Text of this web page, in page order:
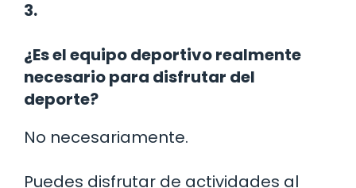
3.
¿Es el equipo deportivo realmente
necesario para disfrutar del
deporte?
No necesariamente.
Puedes disfrutar de actividades al